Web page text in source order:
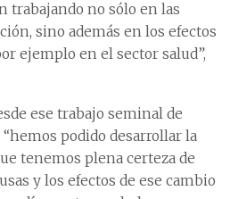
trabajando no sólo en las
sino además en los efectos
ejemplo en el sector salud”,
ese trabajo seminal de
podido desarrollar la
tenemos plena certeza de
y los efectos de ese cambio